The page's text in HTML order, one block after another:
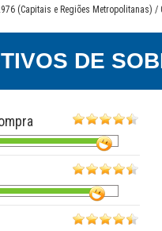
(Capitais e Regiões Metropolitanas)
DE